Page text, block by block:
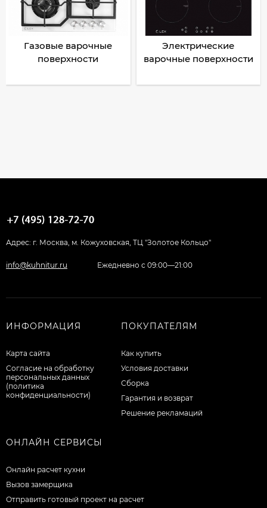
Газовые варочные
поверхности
Электрические
варочные поверхности
Адрес: г. Москва, м. Кожуховская, ТЦ "Золотое Кольцо"
info@kuhnitur.ru Ежедневно с 09:00—21:00
ИНФОРМАЦИЯ
Карта сайта
Согласие на обработку
персональных данных
(политика
конфиденциальности)
ПОКУПАТЕЛЯМ
Как купить
Условия доставки
Сборка
Гарантия и возврат
Решение рекламаций
ОНЛАЙН СЕРВИСЫ
Онлайн расчет кухни
Вызов замерщика
Отправить готовый проект на расчет